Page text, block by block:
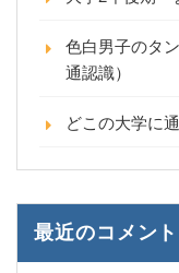
色白男子のタ
通認識）
どこの大学に
最近のコメント